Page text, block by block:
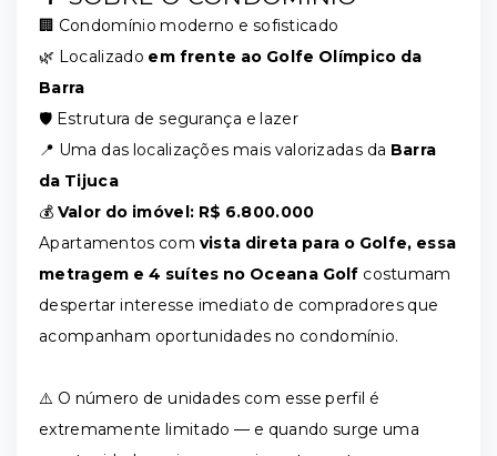
🏢 Condomínio moderno e sofisticado
🌿 Localizado em frente ao Golfe Olímpico da
Barra
🛡️ Estrutura de segurança e lazer
📍 Uma das localizações mais valorizadas da Barra
da Tijuca
💰 Valor do imóvel: R$ 6.800.000
Apartamentos com vista direta para o Golfe, essa
metragem e 4 suítes no Oceana Golf costumam
despertar interesse imediato de compradores que
acompanham oportunidades no condomínio.
⚠️ O número de unidades com esse perfil é
extremamente limitado — e quando surge uma